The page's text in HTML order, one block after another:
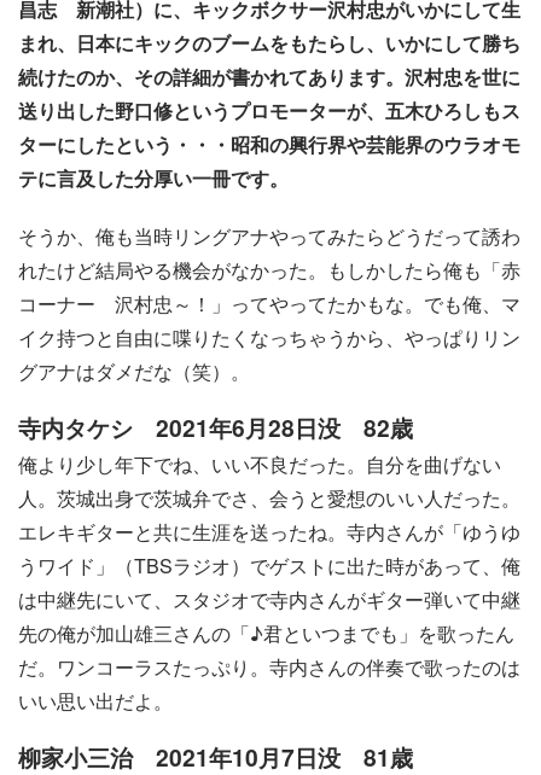
昌志 新潮社）に、キックボクサー沢村忠がいかにして生
まれ、日本にキックのブームをもたらし、いかにして勝ち
続けたのか、その詳細が書かれてあります。沢村忠を世に
送り出した野口修というプロモーターが、五木ひろしもス
ターにしたという・・・昭和の興行界や芸能界のウラオモ
テに言及した分厚い一冊です。
そうか、俺も当時リングアナやってみたらどうだって誘わ
れたけど結局やる機会がなかった。もしかしたら俺も「赤
コーナー 沢村忠～！」ってやってたかもな。でも俺、マ
イク持つと自由に喋りたくなっちゃうから、やっぱりリン
グアナはダメだな（笑）。
寺内タケシ 2021年6月28日没 82歳
俺より少し年下でね、いい不良だった。自分を曲げない
人。茨城出身で茨城弁でさ、会うと愛想のいい人だった。
エレキギターと共に生涯を送ったね。寺内さんが「ゆうゆ
うワイド」（TBSラジオ）でゲストに出た時があって、俺
は中継先にいて、スタジオで寺内さんがギター弾いて中継
先の俺が加山雄三さんの「♪君といつまでも」を歌ったん
だ。ワンコーラスたっぷり。寺内さんの伴奏で歌ったのは
いい思い出だよ。
柳家小三治 2021年10月7日没 81歳